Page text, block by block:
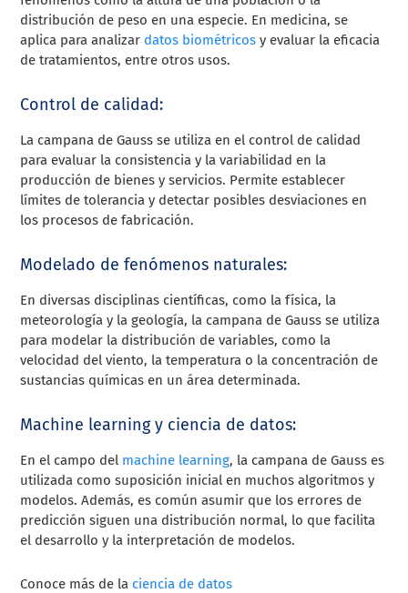
distribución de peso en una especie. En medicina, se
aplica para analizar datos biométricos y evaluar la eficacia
de tratamientos, entre otros usos.
Control de calidad:
La campana de Gauss se utiliza en el control de calidad
para evaluar la consistencia y la variabilidad en la
producción de bienes y servicios. Permite establecer
límites de tolerancia y detectar posibles desviaciones en
los procesos de fabricación.
Modelado de fenómenos naturales:
En diversas disciplinas científicas, como la física, la
meteorología y la geología, la campana de Gauss se utiliza
para modelar la distribución de variables, como la
velocidad del viento, la temperatura o la concentración de
sustancias químicas en un área determinada.
Machine learning y ciencia de datos:
En el campo del machine learning, la campana de Gauss es
utilizada como suposición inicial en muchos algoritmos y
modelos. Además, es común asumir que los errores de
predicción siguen una distribución normal, lo que facilita
el desarrollo y la interpretación de modelos.
Conoce más de la ciencia de datos